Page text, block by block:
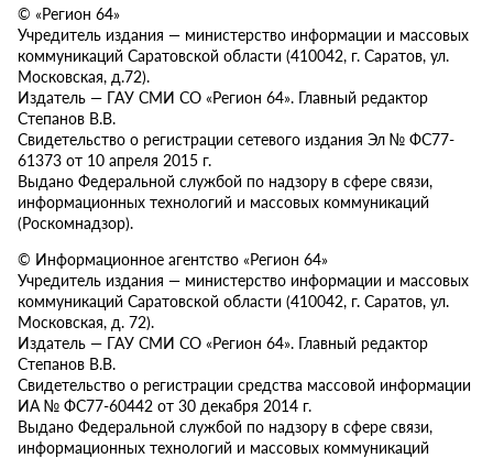
© «Регион 64»
Учредитель издания — министерство информации и массовых
коммуникаций Саратовской области (410042, г. Саратов, ул.
Московская, д.72).
Издатель — ГАУ СМИ СО «Регион 64». Главный редактор
Степанов В.В.
Свидетельство о регистрации сетевого издания Эл № ФС77-
61373 от 10 апреля 2015 г.
Выдано Федеральной службой по надзору в сфере связи,
информационных технологий и массовых коммуникаций
(Роскомнадзор).
© Информационное агентство «Регион 64»
Учредитель издания — министерство информации и массовых
коммуникаций Саратовской области (410042, г. Саратов, ул.
Московская, д. 72).
Издатель — ГАУ СМИ СО «Регион 64». Главный редактор
Степанов В.В.
Свидетельство о регистрации средства массовой информации
ИА № ФС77-60442 от 30 декабря 2014 г.
Выдано Федеральной службой по надзору в сфере связи,
информационных технологий и массовых коммуникаций